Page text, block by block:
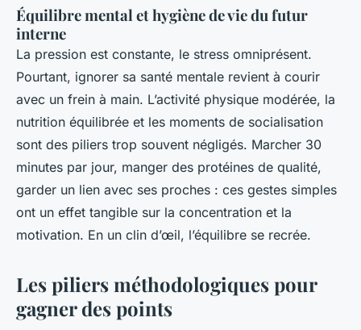
Équilibre mental et hygiène de vie du futur
interne
La pression est constante, le stress omniprésent.
Pourtant, ignorer sa santé mentale revient à courir
avec un frein à main. L’activité physique modérée, la
nutrition équilibrée et les moments de socialisation
sont des piliers trop souvent négligés. Marcher 30
minutes par jour, manger des protéines de qualité,
garder un lien avec ses proches : ces gestes simples
ont un effet tangible sur la concentration et la
motivation. En un clin d’œil, l’équilibre se recrée.
Les piliers méthodologiques pour
gagner des points